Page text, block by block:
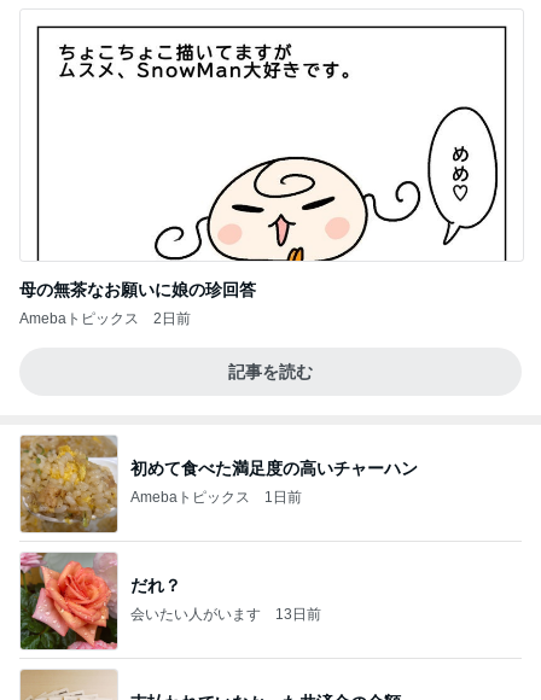
母の無茶なお願いに娘の珍回答
Amebaトピックス 2日前
記事を読む
初めて食べた満足度の高いチャーハン
Amebaトピックス 1日前
だれ？
会いたい人がいます 13日前